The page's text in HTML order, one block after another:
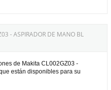
- ASPIRADOR DE MANO BL
de Makita CL002GZ03 -
están disponibles para su